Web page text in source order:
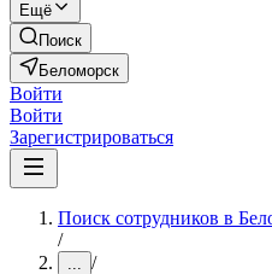
Ещё
Поиск
Беломорск
Войти
Войти
Зарегистрироваться
Поиск сотрудников в
/
... /